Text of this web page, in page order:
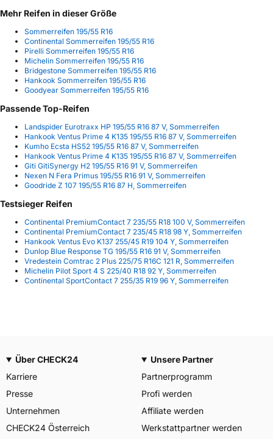
Mehr Reifen in dieser Größe
Sommerreifen 195/55 R16
Continental Sommerreifen 195/55 R16
Pirelli Sommerreifen 195/55 R16
Michelin Sommerreifen 195/55 R16
Bridgestone Sommerreifen 195/55 R16
Hankook Sommerreifen 195/55 R16
Goodyear Sommerreifen 195/55 R16
Passende Top-Reifen
Landspider Eurotraxx HP 195/55 R16 87 V, Sommerreifen
Hankook Ventus Prime 4 K135 195/55 R16 87 V, Sommerreifen
Kumho Ecsta HS52 195/55 R16 87 V, Sommerreifen
Hankook Ventus Prime 4 K135 195/55 R16 87 V, Sommerreifen
Giti GitiSynergy H2 195/55 R16 91 V, Sommerreifen
Nexen N Fera Primus 195/55 R16 91 V, Sommerreifen
Goodride Z 107 195/55 R16 87 H, Sommerreifen
Testsieger Reifen
Continental PremiumContact 7 235/55 R18 100 V, Sommerreifen
Continental PremiumContact 7 235/45 R18 98 Y, Sommerreifen
Hankook Ventus Evo K137 255/45 R19 104 Y, Sommerreifen
Dunlop Blue Response TG 195/55 R16 91 V, Sommerreifen
Vredestein Comtrac 2 Plus 225/75 R16C 121 R, Sommerreifen
Michelin Pilot Sport 4 S 225/40 R18 92 Y, Sommerreifen
Continental SportContact 7 255/35 R19 96 Y, Sommerreifen
Über CHECK24
Karriere
Presse
Unternehmen
CHECK24 Österreich
Unsere Partner
Partnerprogramm
Profi werden
Affiliate werden
Werkstattpartner werden